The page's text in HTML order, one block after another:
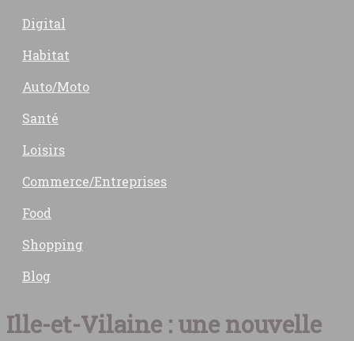
Digital
Habitat
Auto/Moto
Santé
Loisirs
Commerce/Entreprises
Food
Shopping
Blog
Ille-et-Vilaine : une nouvelle